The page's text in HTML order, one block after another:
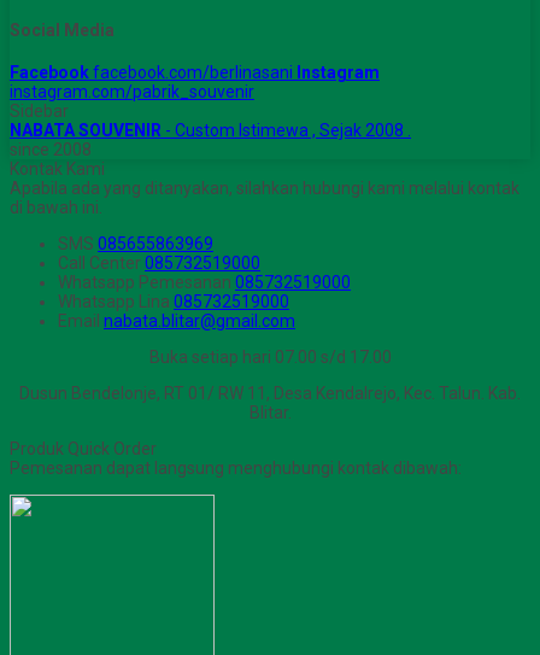
Social Media
Facebookfacebook.com/berlinasani Instagram
instagram.com/pabrik_souvenir
Sidebar
NABATA SOUVENIR - Custom Istimewa , Sejak 2008 .
since 2008
Kontak Kami
Apabila ada yang ditanyakan, silahkan hubungi kami melalui kontak
di bawah ini.
SMS 085655863969
Call Center085732519000
Whatsapp Pemesanan 085732519000
Whatsapp Lina 085732519000
Email nabata.blitar@gmail.com
Buka setiap hari 07.00 s/d 17.00
Dusun Bendelonje, RT 01/ RW 11, Desa Kendalrejo, Kec. Talun. Kab.
Blitar.
Produk Quick Order
Pemesanan dapat langsung menghubungi kontak dibawah: